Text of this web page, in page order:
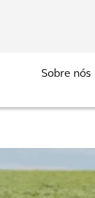
Sobre nós